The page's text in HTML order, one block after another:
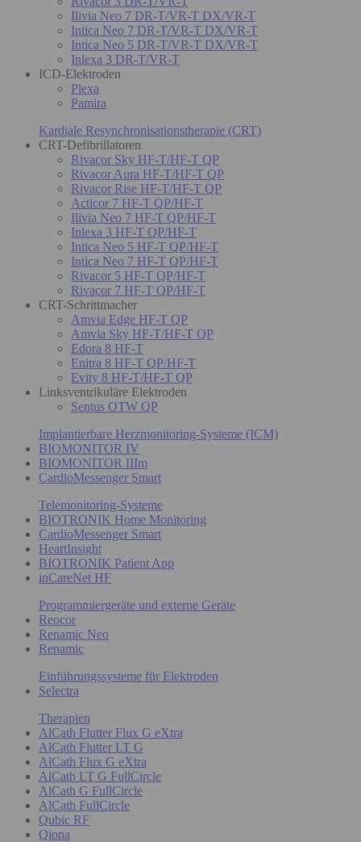
Ilivia Neo 7 DR-T/VR-T DX/VR-T
Intica Neo 7 DR-T/VR-T DX/VR-T
Intica Neo 5 DR-T/VR-T DX/VR-T
Inlexa 3 DR-T/VR-T
ICD-Elektroden
Plexa
Pamira
Kardiale Resynchronisationstherapie (CRT)
CRT-Defibrillatoren
Rivacor Sky HF-T/HF-T QP
Rivacor Aura HF-T/HF-T QP
Rivacor Rise HF-T/HF-T QP
Acticor 7 HF-T QP/HF-T
Ilivia Neo 7 HF-T QP/HF-T
Inlexa 3 HF-T QP/HF-T
Intica Neo 5 HF-T QP/HF-T
Intica Neo 7 HF-T QP/HF-T
Rivacor 5 HF-T QP/HF-T
Rivacor 7 HF-T QP/HF-T
CRT-Schrittmacher
Amvia Edge HF-T QP
Amvia Sky HF-T/HF-T QP
Edora 8 HF-T
Enitra 8 HF-T QP/HF-T
Evity 8 HF-T/HF-T QP
Linksventrikuläre Elektroden
Sentus OTW QP
Implantierbare Herzmonitoring-Systeme (ICM)
BIOMONITOR IV
BIOMONITOR IIIm
CardioMessenger Smart
Telemonitoring-Systeme
BIOTRONIK Home Monitoring
CardioMessenger Smart
HeartInsight
BIOTRONIK Patient App
inCareNet HF
Programmiergeräte und externe Geräte
Reocor
Renamic Neo
Renamic
Einführungssysteme für Elektroden
Selectra
Therapien
AlCath Flutter Flux G eXtra
AlCath Flutter LT G
AlCath Flux G eXtra
AlCath LT G FullCircle
AlCath G FullCircle
AlCath FullCircle
Qubic RF
Qiona